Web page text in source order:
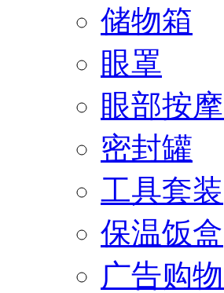
储物箱
眼罩
眼部按
密封罐
工具套装
保温饭盒
广告购